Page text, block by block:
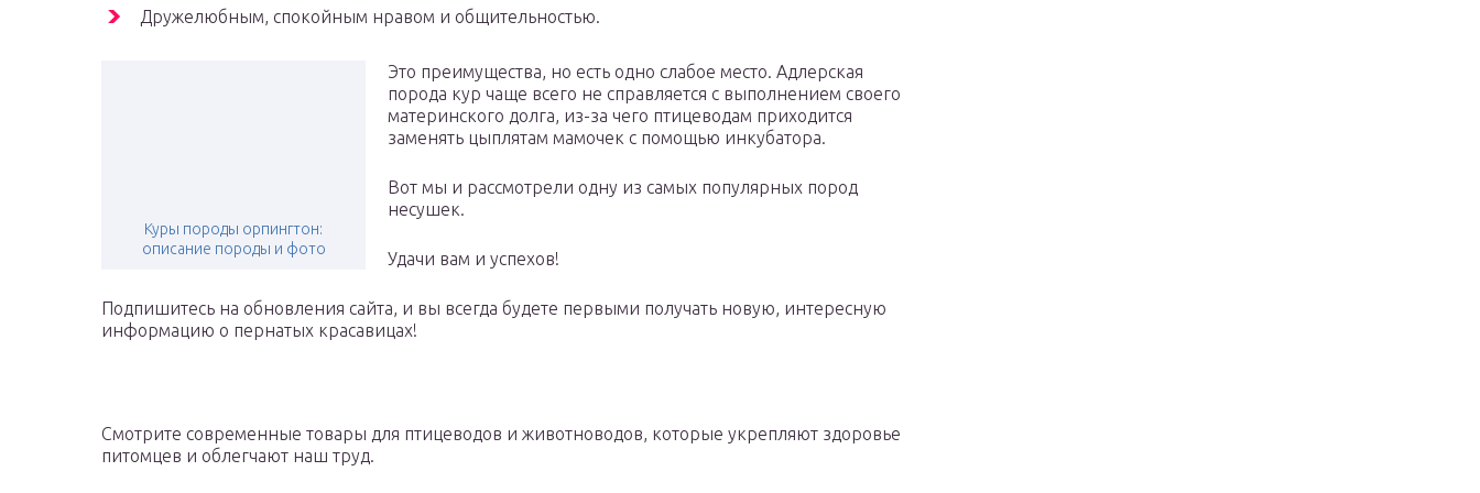
Дружелюбным, спокойным нравом и общительностью.
Куры породы орпингтон:
описание породы и фото
Это преимущества, но есть одно слабое место. Адлерская
порода кур чаще всего не справляется с выполнением своего
материнского долга, из-за чего птицеводам приходится
заменять цыплятам мамочек с помощью инкубатора.
Вот мы и рассмотрели одну из самых популярных пород
несушек.
Удачи вам и успехов!
Подпишитесь на обновления сайта, и вы всегда будете первыми получать новую, интересную
информацию о пернатых красавицах!
Смотрите современные товары для птицеводов и животноводов, которые укрепляют здоровье
питомцев и облегчают наш труд.